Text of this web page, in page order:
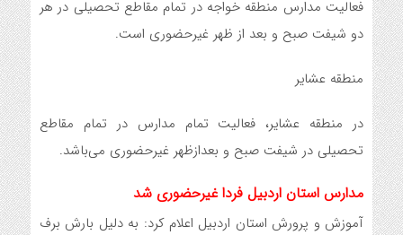
فعالیت مدارس منطقه خواجه در تمام مقاطع تحصیلی در هر
دو شیفت صبح و بعد از ظهر غیرحضوری است.
منطقه عشایر
در منطقه عشایر، فعالیت تمام مدارس در تمام مقاطع
تحصیلی در شیفت صبح و بعدازظهر غیرحضوری می‌باشد.
مدارس استان اردبیل فردا غیرحضوری شد
آموزش و پرورش استان اردبیل اعلام کرد: به دلیل بارش برف